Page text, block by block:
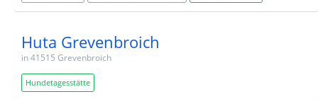
Huta Grevenbroich
in 41515 Grevenbroich
Hundetagesstätte